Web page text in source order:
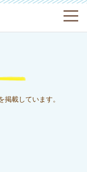
載しています。